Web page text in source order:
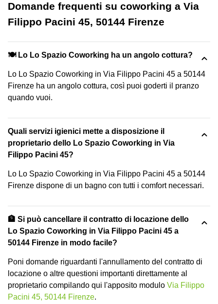
Domande frequenti su coworking a Via
Filippo Pacini 45, 50144 Firenze
🍽️ Lo Lo Spazio Coworking ha un angolo cottura?
Lo Lo Spazio Coworking in Via Filippo Pacini 45 a 50144
Firenze ha un angolo cottura, così puoi goderti il pranzo
quando vuoi.
Quali servizi igienici mette a disposizione il
proprietario dello Lo Spazio Coworking in Via
Filippo Pacini 45?
Lo Lo Spazio Coworking in Via Filippo Pacini 45 a 50144
Firenze dispone di un bagno con tutti i comfort necessari.
🏦 Si può cancellare il contratto di locazione dello
Lo Spazio Coworking in Via Filippo Pacini 45 a
50144 Firenze in modo facile?
Poni domande riguardanti l'annullamento del contratto di
locazione o altre questioni importanti direttamente al
proprietario compilando qui l'apposito modulo Via Filippo
Pacini 45, 50144 Firenze.